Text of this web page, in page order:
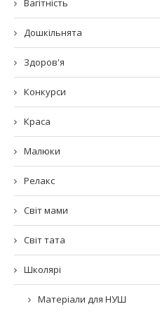
Вагітність
Дошкільнята
Здоров'я
Конкурси
Краса
Малюки
Релакс
Світ мами
Світ тата
Школярі
Матеріали для НУШ